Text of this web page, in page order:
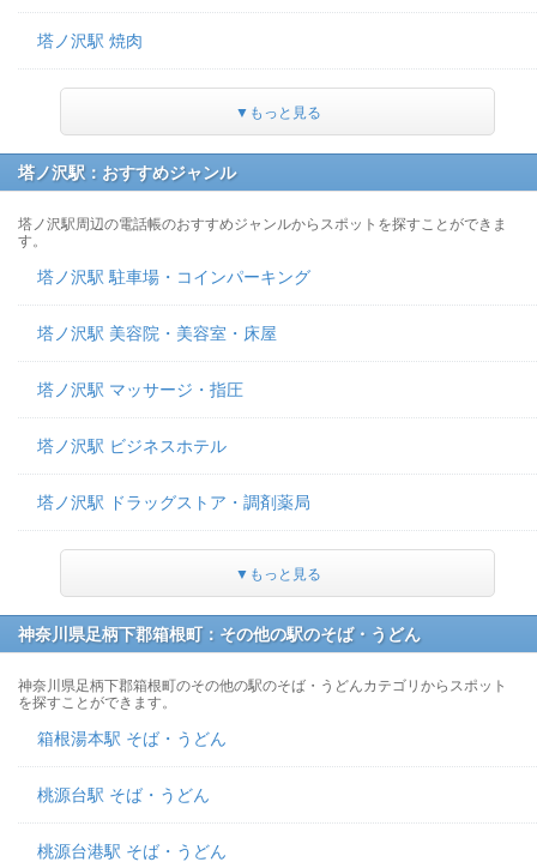
塔ノ沢駅 焼肉
▼もっと見る
塔ノ沢駅：おすすめジャンル
塔ノ沢駅周辺の電話帳のおすすめジャンルからスポットを探すことができま
す。
塔ノ沢駅 駐車場・コインパーキング
塔ノ沢駅 美容院・美容室・床屋
塔ノ沢駅 マッサージ・指圧
塔ノ沢駅 ビジネスホテル
塔ノ沢駅 ドラッグストア・調剤薬局
▼もっと見る
神奈川県足柄下郡箱根町：その他の駅のそば・うどん
神奈川県足柄下郡箱根町のその他の駅のそば・うどんカテゴリからスポット
を探すことができます。
箱根湯本駅 そば・うどん
桃源台駅 そば・うどん
桃源台港駅 そば・うどん